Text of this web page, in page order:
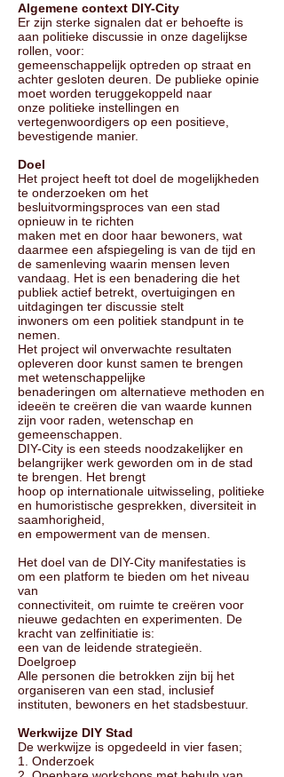
Algemene context DIY-City
Er zijn sterke signalen dat er behoefte is
aan politieke discussie in onze dagelijkse
rollen, voor:
gemeenschappelijk optreden op straat en
achter gesloten deuren. De publieke opinie
moet worden teruggekoppeld naar
onze politieke instellingen en
vertegenwoordigers op een positieve,
bevestigende manier.
Doel
Het project heeft tot doel de mogelijkheden
te onderzoeken om het
besluitvormingsproces van een stad
opnieuw in te richten
maken met en door haar bewoners, wat
daarmee een afspiegeling is van de tijd en
de samenleving waarin mensen leven
vandaag. Het is een benadering die het
publiek actief betrekt, overtuigingen en
uitdagingen ter discussie stelt
inwoners om een politiek standpunt in te
nemen.
Het project wil onverwachte resultaten
opleveren door kunst samen te brengen
met wetenschappelijke
benaderingen om alternatieve methoden en
ideeën te creëren die van waarde kunnen
zijn voor raden, wetenschap en
gemeenschappen.
DIY-City is een steeds noodzakelijker en
belangrijker werk geworden om in de stad
te brengen. Het brengt
hoop op internationale uitwisseling, politieke
en humoristische gesprekken, diversiteit in
saamhorigheid,
en empowerment van de mensen.
Het doel van de DIY-City manifestaties is
om een platform te bieden om het niveau
van
connectiviteit, om ruimte te creëren voor
nieuwe gedachten en experimenten. De
kracht van zelfinitiatie is:
een van de leidende strategieën.
Doelgroep
Alle personen die betrokken zijn bij het
organiseren van een stad, inclusief
instituten, bewoners en het stadsbestuur.
Werkwijze DIY Stad
De werkwijze is opgedeeld in vier fasen;
1. Onderzoek